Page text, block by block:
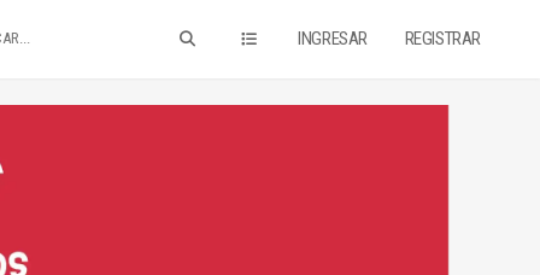
INGRESAR REGISTRAR